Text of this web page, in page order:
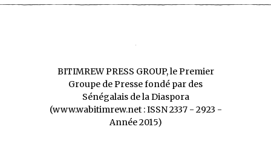
BITIMREW PRESS GROUP, le Premier
Groupe de Presse fondé par des
Sénégalais de la Diaspora
(www.wabitimrew.net : ISSN 2337 - 2923 -
Année 2015)